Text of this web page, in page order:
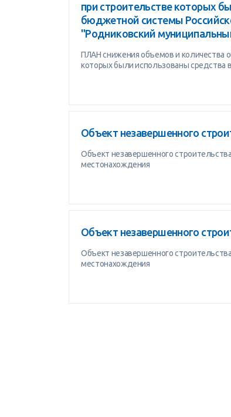
при строительстве которых
бюджетной системы
"Родниковский
ПЛАН снижения объемов и количества
которых были использованы
Объект незавершенного
Объект незавершенного
местонахождения
Объект незавершенного
Объект незавершенного
местонахождения